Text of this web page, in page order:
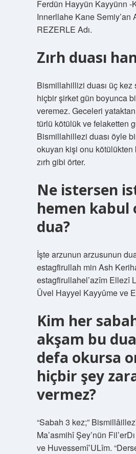
Ferdün Hayyün Kayyünn -
Innerllahe Kane Semiy’an
REZERLE Adı.
Zırh duası
Bismillahillizi duası üç kez
hiçbir şirket gün boyunca
veremez. Geceleri
türlü kötülük ve felaketten
Bismillahillezi duası öyle
okuyan kişi onu kötülükten
zırh gibi örter.
Ne istersen
hemen kabul
dua?
İşte arzunun arzusunun
estagfirullah min Ash
estagfirullahel’azîm Ellezî
Üvel Hayyel Kayyûme ve
Kim her
akşam bu
defa okursa
hiçbir şey
vermez?
“Sabah 3 kez;”
Ma’asmihî Şey’nün
ve Huvessemî’ULîm.